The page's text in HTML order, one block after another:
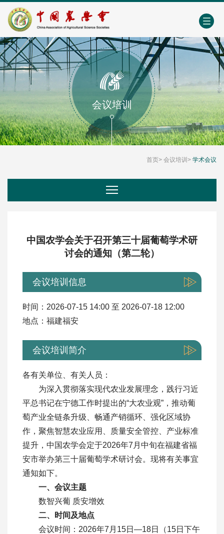
中国农业农村人才网 中心学会门户网
会议培训
首页> 会议培训 > 学术会议
中国农学会关于召开第三十届葡萄学术研
讨会的通知（第二轮）
会议培训信息
时间：2026-07-15 14:00 至 2026-07-18 12:00
地点：福建福安
会议培训简介
各有关单位、有关人员：
为深入贯彻落实现代农业发展理念，践行习近
平总书记在宁德工作时提出的“大农业观”，推动葡
萄产业全链条升级、畅通产销循环、强化区域协
作，聚焦智慧农业应用、质量安全管控、产业标准
提升，中国农学会定于2026年7月中旬在福建省福
安市举办第三十届葡萄学术研讨会。现将有关事宜
通知如下。
一、会议主题
数智兴葡 质安增效
二、时间及地点
会议时间：2026年7月15日—18日（15日下午